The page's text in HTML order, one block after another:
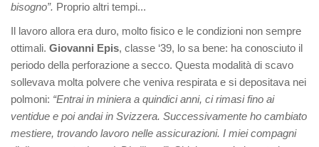
bisogno”. Proprio altri tempi...
Il lavoro allora era duro, molto fisico e le condizioni non sempre
ottimali. Giovanni Epis, classe ‘39, lo sa bene: ha conosciuto il
periodo della perforazione a secco. Questa modalità di scavo
sollevava molta polvere che veniva respirata e si depositava nei
polmoni: “Entrai in miniera a quindici anni, ci rimasi fino ai
ventidue e poi andai in Svizzera. Successivamente ho cambiato
mestiere, trovando lavoro nelle assicurazioni. I miei compagni